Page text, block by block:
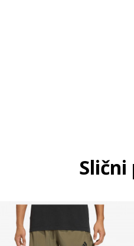
Slični